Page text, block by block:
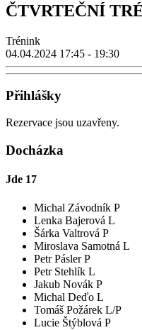
ČTVRTEČNÍ
Trénink
04.04.2024 17:45 - 19:30
Přihlášky
Rezervace jsou uzavřeny.
Docházka
Jde 17
Michal Závodník P
Lenka Bajerová L
Šárka Valtrová P
Miroslava Samotná L
Petr Pásler P
Petr Stehlík L
Jakub Novák P
Michal Deďo L
Tomáš Požárek L/P
Lucie Štýblová P